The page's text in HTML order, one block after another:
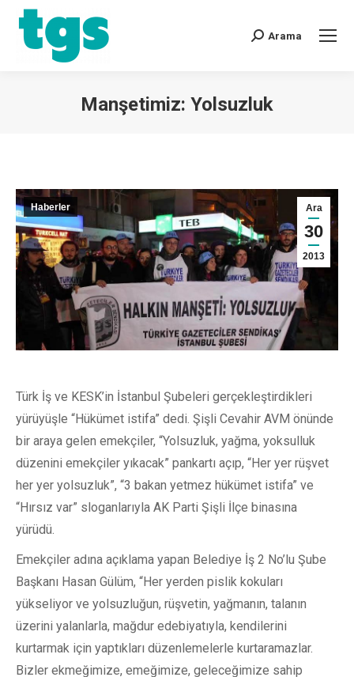
Arama
Manşetimiz: Yolsuzluk
Ara
30
2013
Haberler
Türk İş ve KESK’in İstanbul Şubeleri gerçekleştirdikleri
yürüyüşle “Hükümet istifa” dedi. Şişli Cevahir AVM önünde
bir araya gelen emekçiler, “Yolsuzluk, yağma, yoksulluk
düzenini emekçiler yıkacak” pankartı açıp, “Her yer rüşvet
her yer yolsuzluk”, “3 bakan yetmez hükümet istifa” ve
“Hırsız var” sloganlarıyla AK Parti Şişli İlçe binasına
yürüdü.
Emekçiler adına açıklama yapan Belediye İş 2 No’lu Şube
Başkanı Hasan Gülüm, “Her yerden pislik kokuları
yükseliyor ve yolsuzluğun, rüşvetin, yağmanın, talanın
üzerini yalanlarla, mağdur edebiyatıyla, kendilerini
kurtarmak için yaptıkları düzenlemelerle kurtaramazlar.
Bizler ekmeğimize, emeğimize, geleceğimize sahip